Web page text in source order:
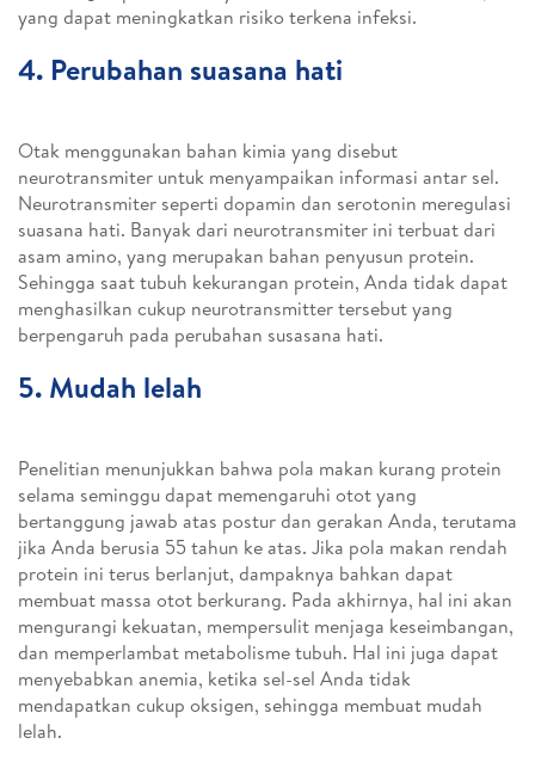
yang dapat meningkatkan risiko terkena infeksi.
4. Perubahan suasana hati
Otak menggunakan bahan kimia yang disebut
neurotransmiter untuk menyampaikan informasi antar sel.
Neurotransmiter seperti dopamin dan serotonin meregulasi
suasana hati. Banyak dari neurotransmiter ini terbuat dari
asam amino, yang merupakan bahan penyusun protein.
Sehingga saat tubuh kekurangan protein, Anda tidak dapat
menghasilkan cukup neurotransmitter tersebut yang
berpengaruh pada perubahan susasana hati.
5. Mudah lelah
​​Penelitian menunjukkan bahwa pola makan kurang protein
selama seminggu dapat memengaruhi otot yang
bertanggung jawab atas postur dan gerakan Anda, terutama
jika Anda berusia 55 tahun ke atas. Jika pola makan rendah
protein ini terus berlanjut, dampaknya bahkan dapat
membuat massa otot berkurang. Pada akhirnya, hal ini akan
mengurangi kekuatan, mempersulit menjaga keseimbangan,
dan memperlambat metabolisme tubuh. Hal ini juga dapat
menyebabkan anemia, ketika sel-sel Anda tidak
mendapatkan cukup oksigen, sehingga membuat mudah
lelah.